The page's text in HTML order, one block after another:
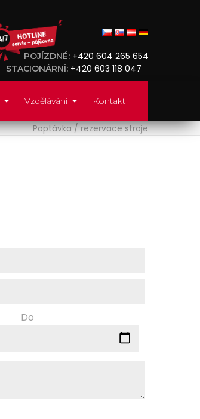
POJÍZDNÉ: +420 604 265 654
STACIONÁRNÍ: +420 603 118 047
Vzdělávání Kontakt
Poptávka / rezervace stroje
Do